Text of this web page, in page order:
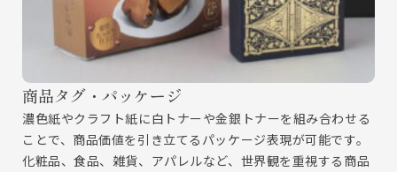
商品タグ・パッケージ
濃色紙やクラフト紙に白トナーや金銀トナーを組み合わせる
ことで、商品価値を引き立てるパッケージ表現が可能です。
化粧品、食品、雑貨、アパレルなど、世界観を重視する商品